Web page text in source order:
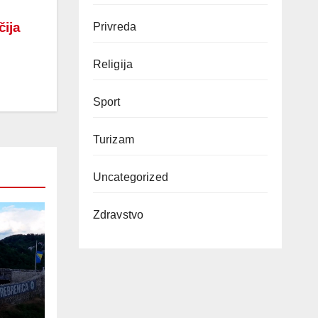
Privreda
Religija
Sport
Turizam
Uncategorized
Zdravstvo